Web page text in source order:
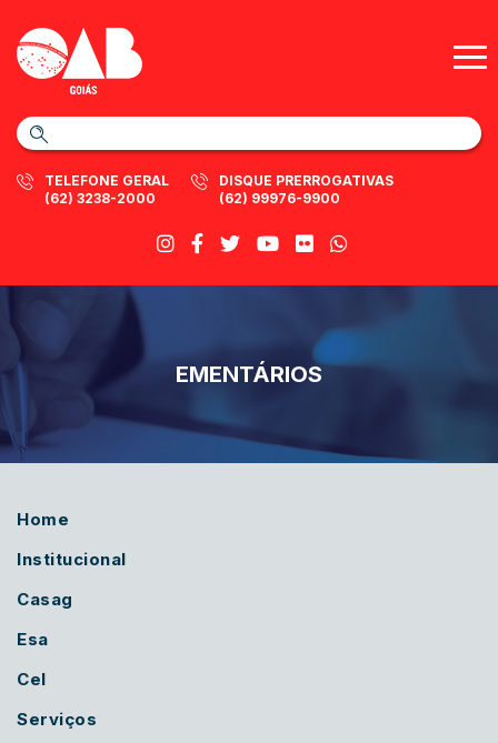
TELEFONE GERAL
(62) 3238-2000
DISQUE PRERROGATIVAS
(62) 99976-9900
EMENTÁRIOS
Home
Institucional
Casag
Esa
Cel
Serviços